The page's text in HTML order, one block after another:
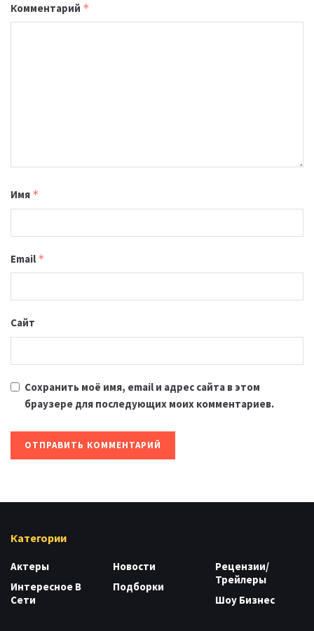
Комментарий *
Имя *
Email *
Сайт
Сохранить моё имя, email и адрес сайта в этом
браузере для последующих моих комментариев.
Категории
Актеры
Интересное В
Сети
Новости
Подборки
Рецензии/
Трейлеры
Шоу Бизнес